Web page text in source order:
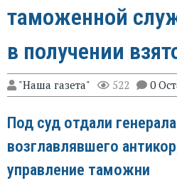
таможенной
в получении
"Наша газета" 522 0
Под суд отдали
возглавлявшего
управление таможни